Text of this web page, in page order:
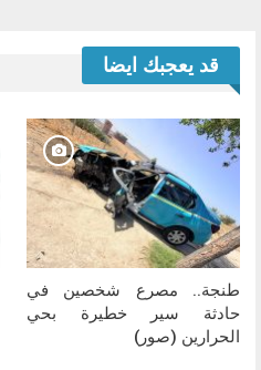
قد يعجبك ايضا
طنجة.. مصرع شخصين في
حادثة سير خطيرة بحي
الحرارين (صور)